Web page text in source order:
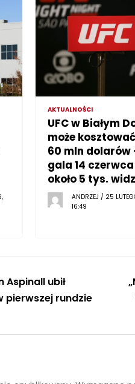
AKTUALNOŚCI
UFC w Białym
może
60 mln dolarów
gala 14 czerwca
około 5 tys.
ANDRZEJ / 25
16:49
Aspinall ubił
pierwszej rundzie